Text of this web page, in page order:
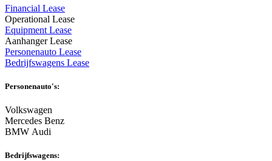
Financial Lease
Operational Lease
Equipment Lease
Aanhanger Lease
Personenauto Lease
Bedrijfswagens Lease
Personenauto's:
Volkswagen
Mercedes Benz
BMW Audi
Bedrijfswagens: